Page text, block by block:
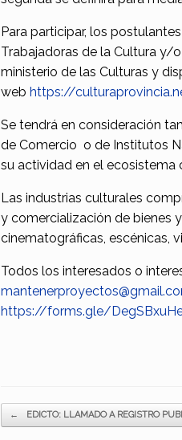
Para participar, los
Trabajadoras de la Cultura y/
ministerio de las Culturas y
web https://
Se tendrá en consideración
de Comercio o de Institutos
su actividad en el ecosistema
Las industrias culturales
y comercialización de bienes
cinematográficas, escénicas,
Todos los interesados o
https://forms.gle/
Navegador de artículos
← EDICTO: LLAMADO A REGISTRO